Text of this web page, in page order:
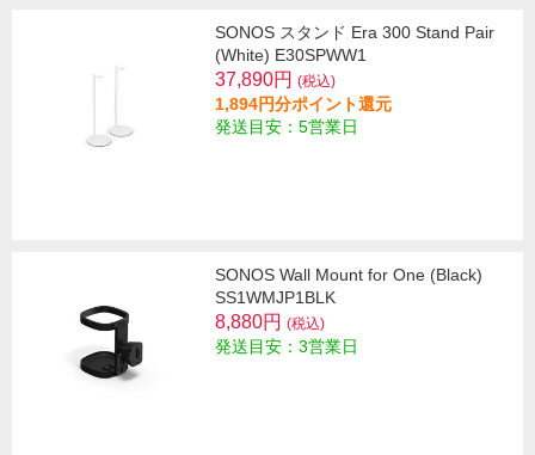
SONOS スタンド Era 300 Stand Pair
(White) E30SPWW1
37,890円 (税込)
1,894円分ポイント還元
発送目安：5営業日
SONOS Wall Mount for One (Black)
SS1WMJP1BLK
8,880円 (税込)
発送目安：3営業日